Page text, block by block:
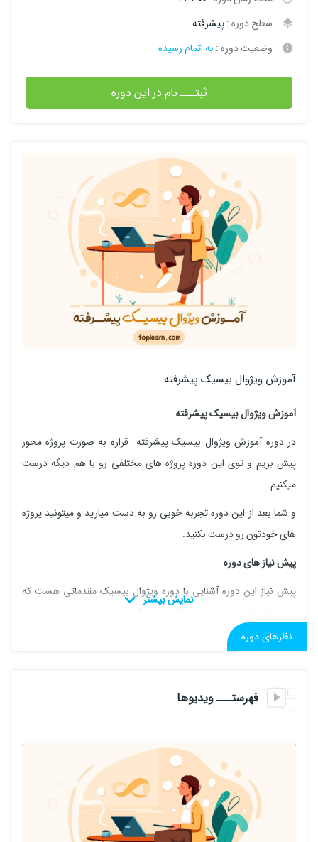
سطح دوره :پیشرفته
وضعیت دوره : به اتمام رسیده
ثبتـــ نام در این دوره
آموزش ویژوال بیسیک پیشرفته
آموزش ویژوال بیسیک پیشرفته
در دوره آموزش ویژوال بیسیک پیشرفته قراره به صورت پروژه محور
پیش بریم و توی این دوره پروژه های مختلفی رو با هم دیگه درست
میکنیم
و شما بعد از این دوره تجربه خوبی رو به دست میارید و میتونید پروژه
های خودتون رو درست بکنید.
پیش نیاز های دوره
پیش نیاز این دوره آشنایی با دوره ویژوال بیسیک مقدماتی هست که
حتما نیازه اون دوره رو دیده باشین یا با قواعد این زبان آشنا باشید برای
اطلاعات بیشتر ویدیو معرفی رو نگاه بکنید .
نظرهای دوره
فهرستـــ ویدیوها